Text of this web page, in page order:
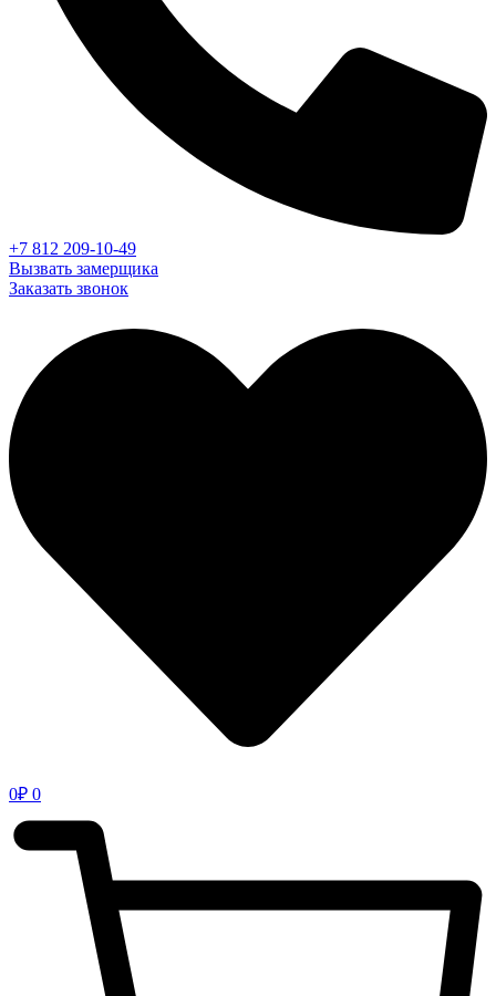
+7 812 209-10-49
Вызвать замерщика
Заказать звонок
0₽ 0